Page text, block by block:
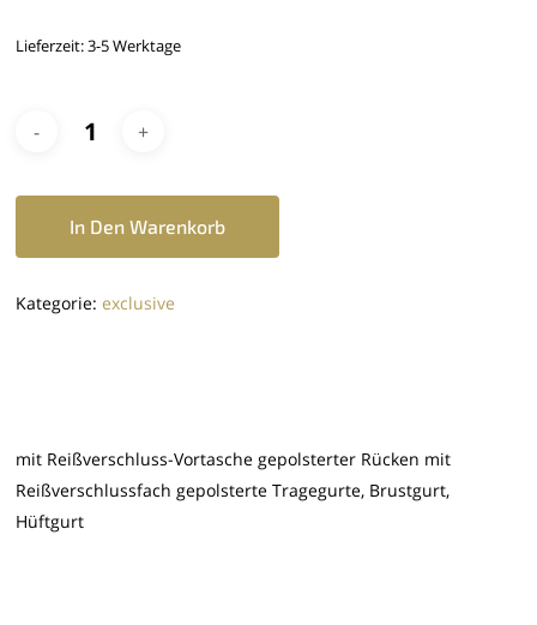
Lieferzeit:3-5 Werktage
In Den Warenkorb
Kategorie:exclusive
mit Reißverschluss-Vortasche gepolsterter Rücken mit
Reißverschlussfach gepolsterte Tragegurte, Brustgurt,
Hüftgurt